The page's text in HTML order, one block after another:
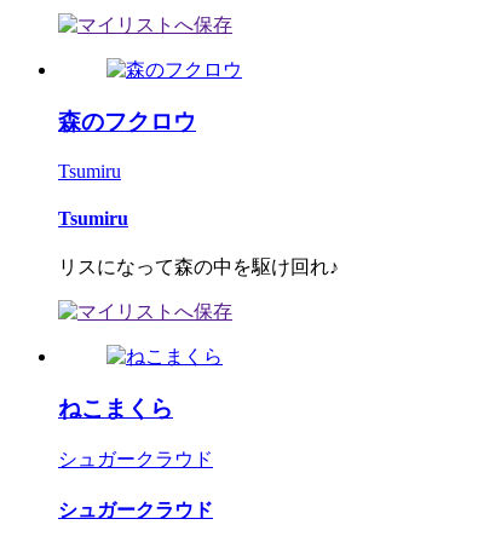
森のフクロウ
Tsumiru
Tsumiru
リスになって森の中を駆け回れ♪
ねこまくら
シュガークラウド
シュガークラウド